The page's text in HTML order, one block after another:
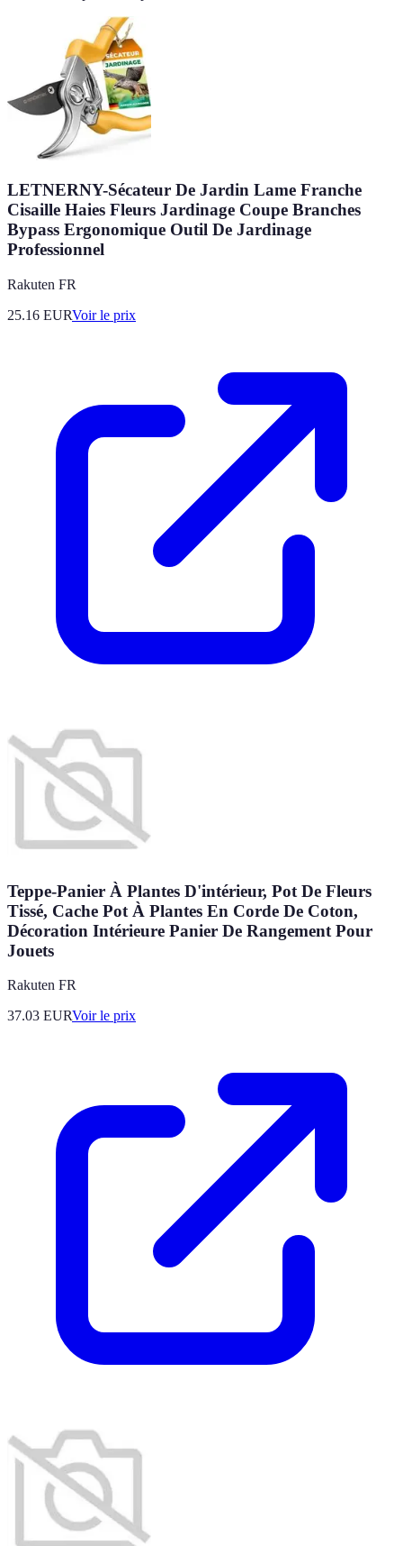
LETNERNY-Sécateur De Jardin Lame Franche
Cisaille Haies Fleurs Jardinage Coupe Branches
Bypass Ergonomique Outil De Jardinage
Professionnel
Rakuten FR
25.16 EURVoir le prix
Teppe-Panier À Plantes D'intérieur, Pot De Fleurs
Tissé, Cache Pot À Plantes En Corde De Coton,
Décoration Intérieure Panier De Rangement Pour
Jouets
Rakuten FR
37.03 EURVoir le prix